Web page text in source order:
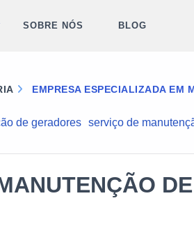
SOBRE NÓS BLOG
EMPRESA ESPECIALIZADA EM
de geradores serviço de
DE